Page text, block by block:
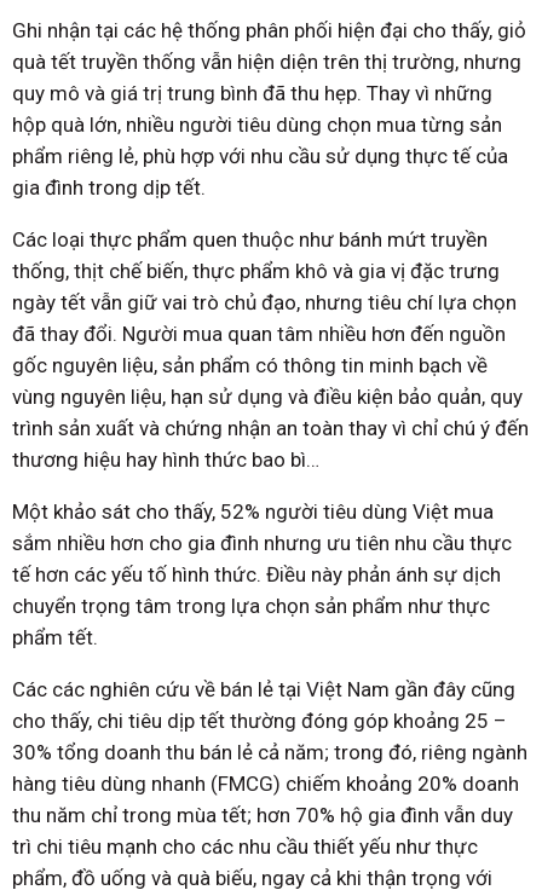
Ghi nhận tại các hệ thống phân phối hiện đại cho thấy, giỏ
quà tết truyền thống vẫn hiện diện trên thị trường, nhưng
quy mô và giá trị trung bình đã thu hẹp. Thay vì những
hộp quà lớn, nhiều người tiêu dùng chọn mua từng sản
phẩm riêng lẻ, phù hợp với nhu cầu sử dụng thực tế của
gia đình trong dịp tết.
Các loại thực phẩm quen thuộc như bánh mứt truyền
thống, thịt chế biến, thực phẩm khô và gia vị đặc trưng
ngày tết vẫn giữ vai trò chủ đạo, nhưng tiêu chí lựa chọn
đã thay đổi. Người mua quan tâm nhiều hơn đến nguồn
gốc nguyên liệu, sản phẩm có thông tin minh bạch về
vùng nguyên liệu, hạn sử dụng và điều kiện bảo quản, quy
trình sản xuất và chứng nhận an toàn thay vì chỉ chú ý đến
thương hiệu hay hình thức bao bì…
Một khảo sát cho thấy, 52% người tiêu dùng Việt mua
sắm nhiều hơn cho gia đình nhưng ưu tiên nhu cầu thực
tế hơn các yếu tố hình thức. Điều này phản ánh sự dịch
chuyển trọng tâm trong lựa chọn sản phẩm như thực
phẩm tết.
Các các nghiên cứu về bán lẻ tại Việt Nam gần đây cũng
cho thấy, chi tiêu dịp tết thường đóng góp khoảng 25 –
30% tổng doanh thu bán lẻ cả năm; trong đó, riêng ngành
hàng tiêu dùng nhanh (FMCG) chiếm khoảng 20% doanh
thu năm chỉ trong mùa tết; hơn 70% hộ gia đình vẫn duy
trì chi tiêu mạnh cho các nhu cầu thiết yếu như thực
phẩm, đồ uống và quà biếu, ngay cả khi thận trọng với